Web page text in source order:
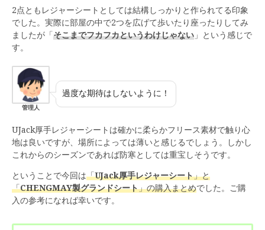
2点ともレジャーシートとしては結構しっかりと作られてる印象
でした。実際に部屋の中で2つを広げて歩いたり座ったりしてみ
ましたが「 そこまでフカフカというわけじゃない 」という感じで
す。
管理人
過度な期待はしないように！
UJack厚手レジャーシートは確かに柔らかフリース素材で触り心
地は良いですが、場所によっては薄いと感じるでしょう。しかし
これからのシーズンであれば防寒としては重宝しそうです。
ということで今回は「UJack厚手レジャーシート」と
「CHENGMAY製グランドシート」の購入まとめでした。ご購
入の参考になれば幸いです。